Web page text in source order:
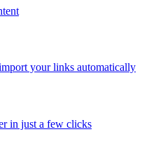
your links automatically
in just a few clicks